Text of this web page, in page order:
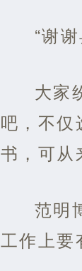
“谢
大家
吧，不仅
书，可从
范明
工作上要